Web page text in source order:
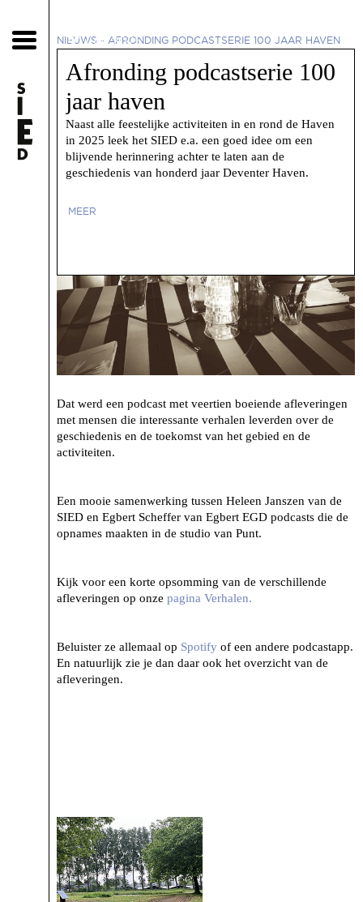
NIEUWS - AFRONDING PODCASTSERIE 100 JAAR HAVEN
30 juni 2025
Afronding podcastserie 100
jaar haven
Naast alle feestelijke activiteiten in en rond de Haven
in 2025 leek het SIED e.a. een goed idee om een
blijvende herinnering achter te laten aan de
geschiedenis van honderd jaar Deventer Haven.
MEER
Dat werd een podcast met veertien boeiende afleveringen
met mensen die interessante verhalen leverden over de
geschiedenis en de toekomst van het gebied en de
activiteiten.
Een mooie samenwerking tussen Heleen Janszen van de
SIED en Egbert Scheffer van Egbert EGD podcasts die de
opnames maakten in de studio van Punt.
Kijk voor een korte opsomming van de verschillende
afleveringen op onze pagina Verhalen.
Beluister ze allemaal op Spotify of een andere podcastapp.
En natuurlijk zie je dan daar ook het overzicht van de
afleveringen.